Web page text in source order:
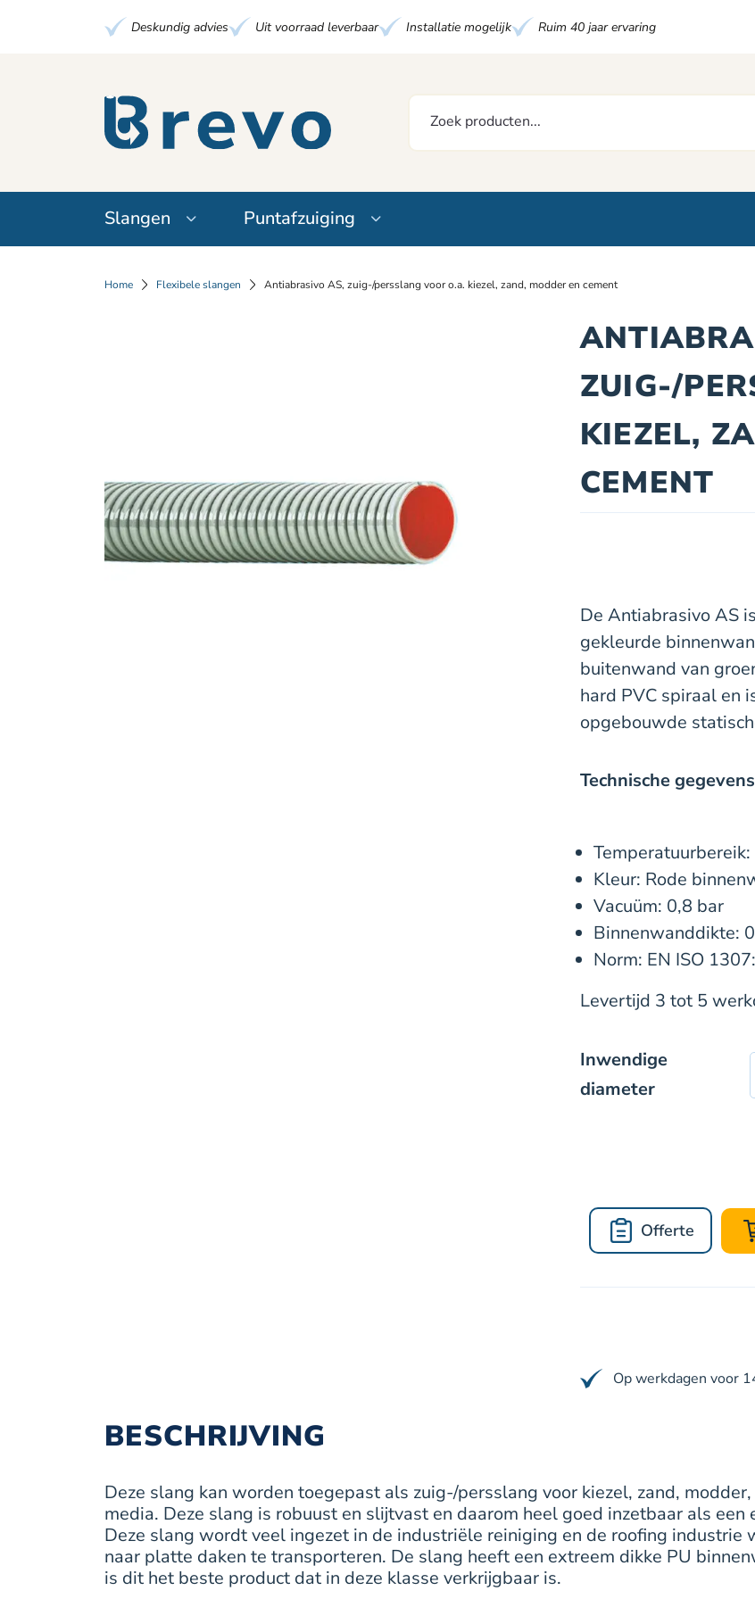
Deskundig advies Uit voorraad leverbaar Installatie mogelijk Ruim 40 jaar ervaring
Slangen Puntafzuiging
Home Flexibele slangen Antiabrasivo AS, zuig-/persslang voor o.a. kiezel, zand, modder en cement
ZUIG-/
KIEZEL,
CEMENT
De Antiabrasivo AS
gekleurde
buitenwand van
hard PVC spiraal en
opgebouwde
Technische
Kleur: Rode
Vacuüm: 0,8 bar
Binnenwanddikte:
Norm: EN ISO
Levertijd 3 tot 5
Inwendige
diameter
Offerte
Op werkdagen voor
BESCHRIJVING
Deze slang kan worden toegepast als zuig-/persslang voor kiezel, zand,
media. Deze slang is robuust en slijtvast en daarom heel goed inzetbaar als
Deze slang wordt veel ingezet in de industriële reiniging en de roofing
naar platte daken te transporteren. De slang heeft een extreem dikke PU
is dit het beste product dat in deze klasse verkrijgbaar is.